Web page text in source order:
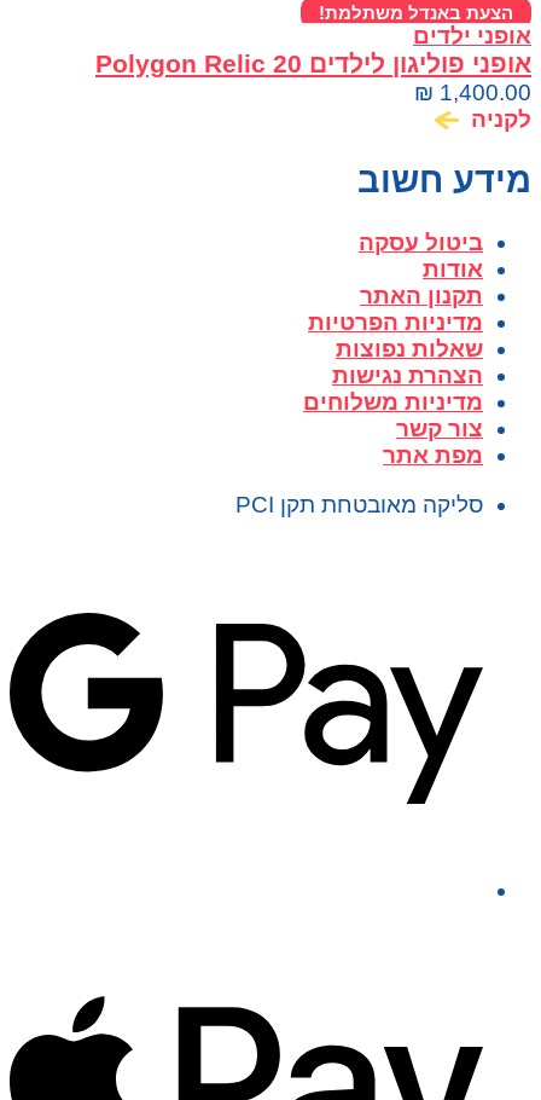
הצעת באנדל משתלמת!
אופני ילדים
אופני פוליגון לילדים Polygon Relic 20
₪ 1,400.00
לקניה
מידע חשוב
ביטול עסקה
אודות
תקנון האתר
מדיניות הפרטיות
שאלות נפוצות
הצהרת נגישות
מדיניות משלוחים
צור קשר
מפת אתר
סליקה מאובטחת תקן PCI